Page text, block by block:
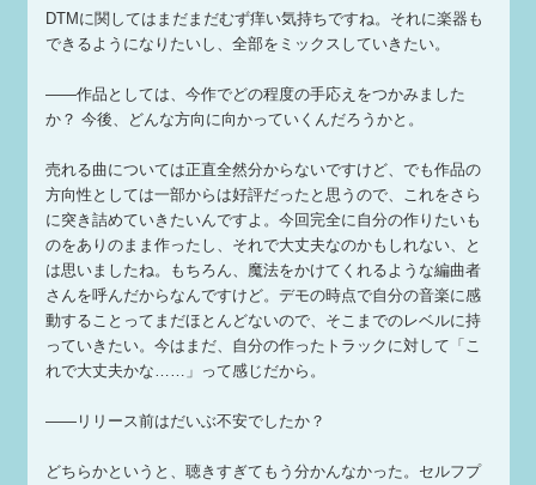
DTMに関してはまだまだむず痒い気持ちですね。それに楽器も
できるようになりたいし、全部をミックスしていきたい。
——作品としては、今作でどの程度の手応えをつかみました
か？ 今後、どんな方向に向かっていくんだろうかと。
売れる曲については正直全然分からないですけど、でも作品の
方向性としては一部からは好評だったと思うので、これをさら
に突き詰めていきたいんですよ。今回完全に自分の作りたいも
のをありのまま作ったし、それで大丈夫なのかもしれない、と
は思いましたね。もちろん、魔法をかけてくれるような編曲者
さんを呼んだからなんですけど。デモの時点で自分の音楽に感
動することってまだほとんどないので、そこまでのレベルに持
っていきたい。今はまだ、自分の作ったトラックに対して「こ
れで大丈夫かな……」って感じだから。
——リリース前はだいぶ不安でしたか？
どちらかというと、聴きすぎてもう分かんなかった。セルフプ